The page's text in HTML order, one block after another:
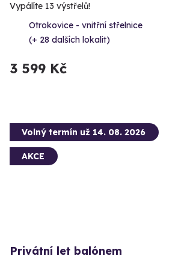
Vypálíte 13 výstřelů!
Otrokovice - vnitřní střelnice
(+ 28 dalších lokalit)
3 599 Kč
Volný termín už 14. 08. 2026
AKCE
Privátní let balónem